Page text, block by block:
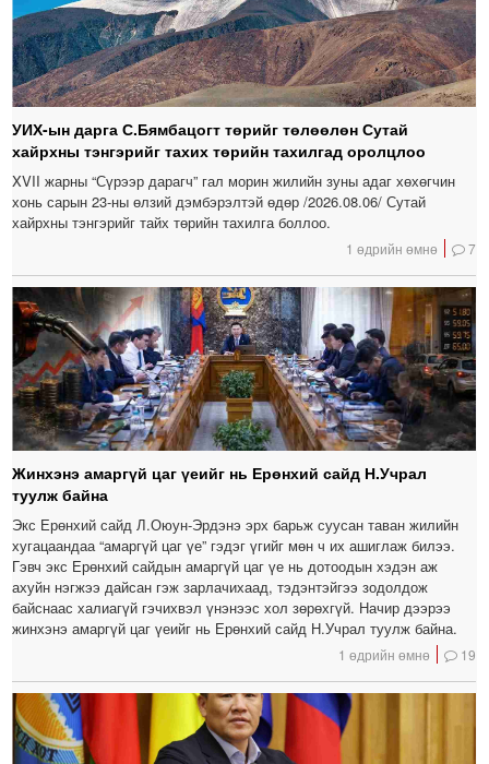
УИХ-ын дарга С.Бямбацогт төрийг төлөөлөн Сутай
хайрхны тэнгэрийг тахих төрийн тахилгад оролцлоо
XVII жарны “Сүрээр дарагч” гал морин жилийн зуны адаг хөхөгчин
хонь сарын 23-ны өлзий дэмбэрэлтэй өдөр /2026.08.06/ Сутай
хайрхны тэнгэрийг тайх төрийн тахилга боллоо.
1 өдрийн өмнө 7
Жинхэнэ амаргүй цаг үеийг нь Ерөнхий сайд Н.Учрал
туулж байна
Экс Ерөнхий сайд Л.Оюун-Эрдэнэ эрх барьж суусан таван жилийн
хугацаандаа “амаргүй цаг үе” гэдэг үгийг мөн ч их ашиглаж билээ.
Гэвч экс Ерөнхий сайдын амаргүй цаг үе нь дотоодын хэдэн аж
ахуйн нэгжээ дайсан гэж зарлачихаад, тэдэнтэйгээ зодолдож
байснаас халиагүй гэчихвэл үнэнээс хол зөрөхгүй. Начир дээрээ
жинхэнэ амаргүй цаг үеийг нь Ерөнхий сайд Н.Учрал туулж байна.
1 өдрийн өмнө 19